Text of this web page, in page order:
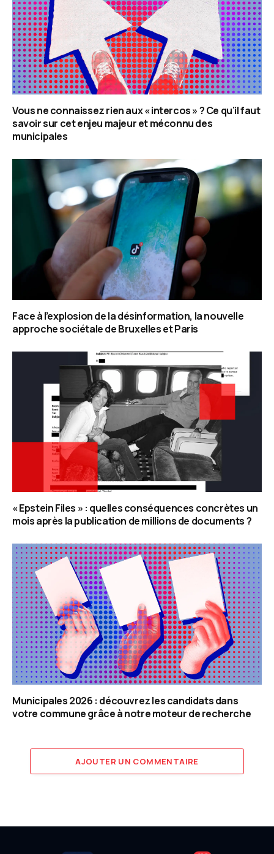
Vous ne connaissez rien aux « intercos » ? Ce qu’il faut
savoir sur cet enjeu majeur et méconnu des
municipales
Face à l’explosion de la désinformation, la nouvelle
approche sociétale de Bruxelles et Paris
« Epstein Files » : quelles conséquences concrètes un
mois après la publication de millions de documents ?
Municipales 2026 : découvrez les candidats dans
votre commune grâce à notre moteur de recherche
AJOUTER UN COMMENTAIRE